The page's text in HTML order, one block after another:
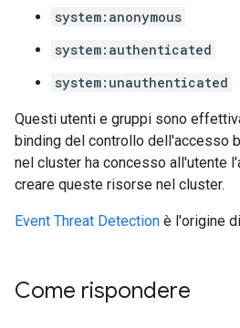
system:anonymous
system:authenticated
system:unauthenticated
Questi utenti e gruppi sono
binding del controllo dell'accesso
nel cluster ha concesso all'utente
creare queste risorse nel cluster.
Event Threat Detection è l'origine
Come rispondere